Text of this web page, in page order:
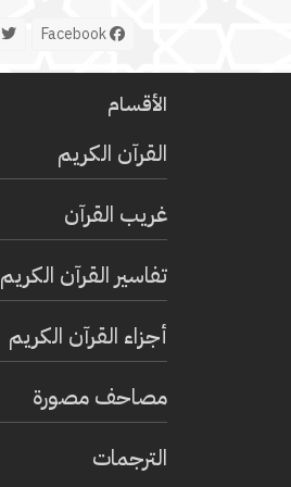
Facebook
الأقسام
القرآن الكريم
غريب القرآن
تفاسير القرآن الكريم
أجزاء القرآن الكريم
مصاحف مصورة
الترجمات